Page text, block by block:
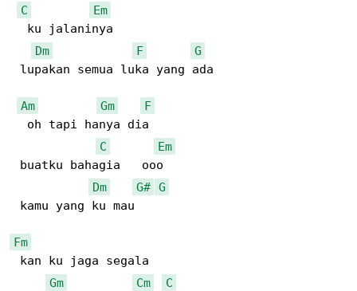
C
Em
  ku jalaninya
Dm
F
G
lupakan semua luka yang ada
Am Gm
F
  oh tapi hanya dia
C
Em
buatku bahagia   ooo
Dm
G# G
kamu yang ku mau
Fm
kan ku jaga segala
Gm
Cm
C